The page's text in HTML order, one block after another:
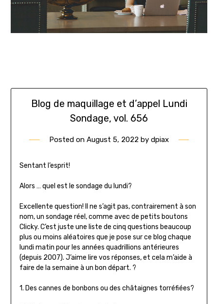
Blog de maquillage et d’appel Lundi
Sondage, vol. 656
Posted on August 5, 2022 by dpiax
Sentant l’esprit!
Alors … quel est le sondage du lundi?
Excellente question! Il ne s’agit pas, contrairement à son
nom, un sondage réel, comme avec de petits boutons
Clicky. C’est juste une liste de cinq questions beaucoup
plus ou moins aléatoires que je pose sur ce blog chaque
lundi matin pour les années quadrillions antérieures
(depuis 2007). J’aime lire vos réponses, et cela m’aide à
faire de la semaine à un bon départ. ?
1. Des cannes de bonbons ou des châtaignes torréfiées?